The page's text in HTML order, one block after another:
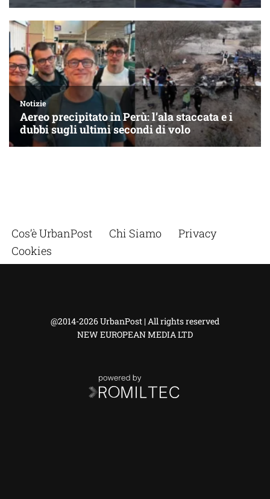
Cos’è UrbanPost Chi Siamo
Privacy
Cookies
@2014-2026 UrbanPost | All rights reserved
NEW EUROPEAN MEDIA LTD